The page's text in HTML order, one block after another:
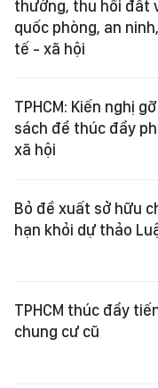
thường, thu hồi đất
quốc phòng, an
tế - xã hội
TPHCM: Kiến nghị
sách để thúc đẩy
xã hội
Bỏ đề xuất sở hữu
hạn khỏi dự thảo
TPHCM thúc đẩy
chung cư cũ